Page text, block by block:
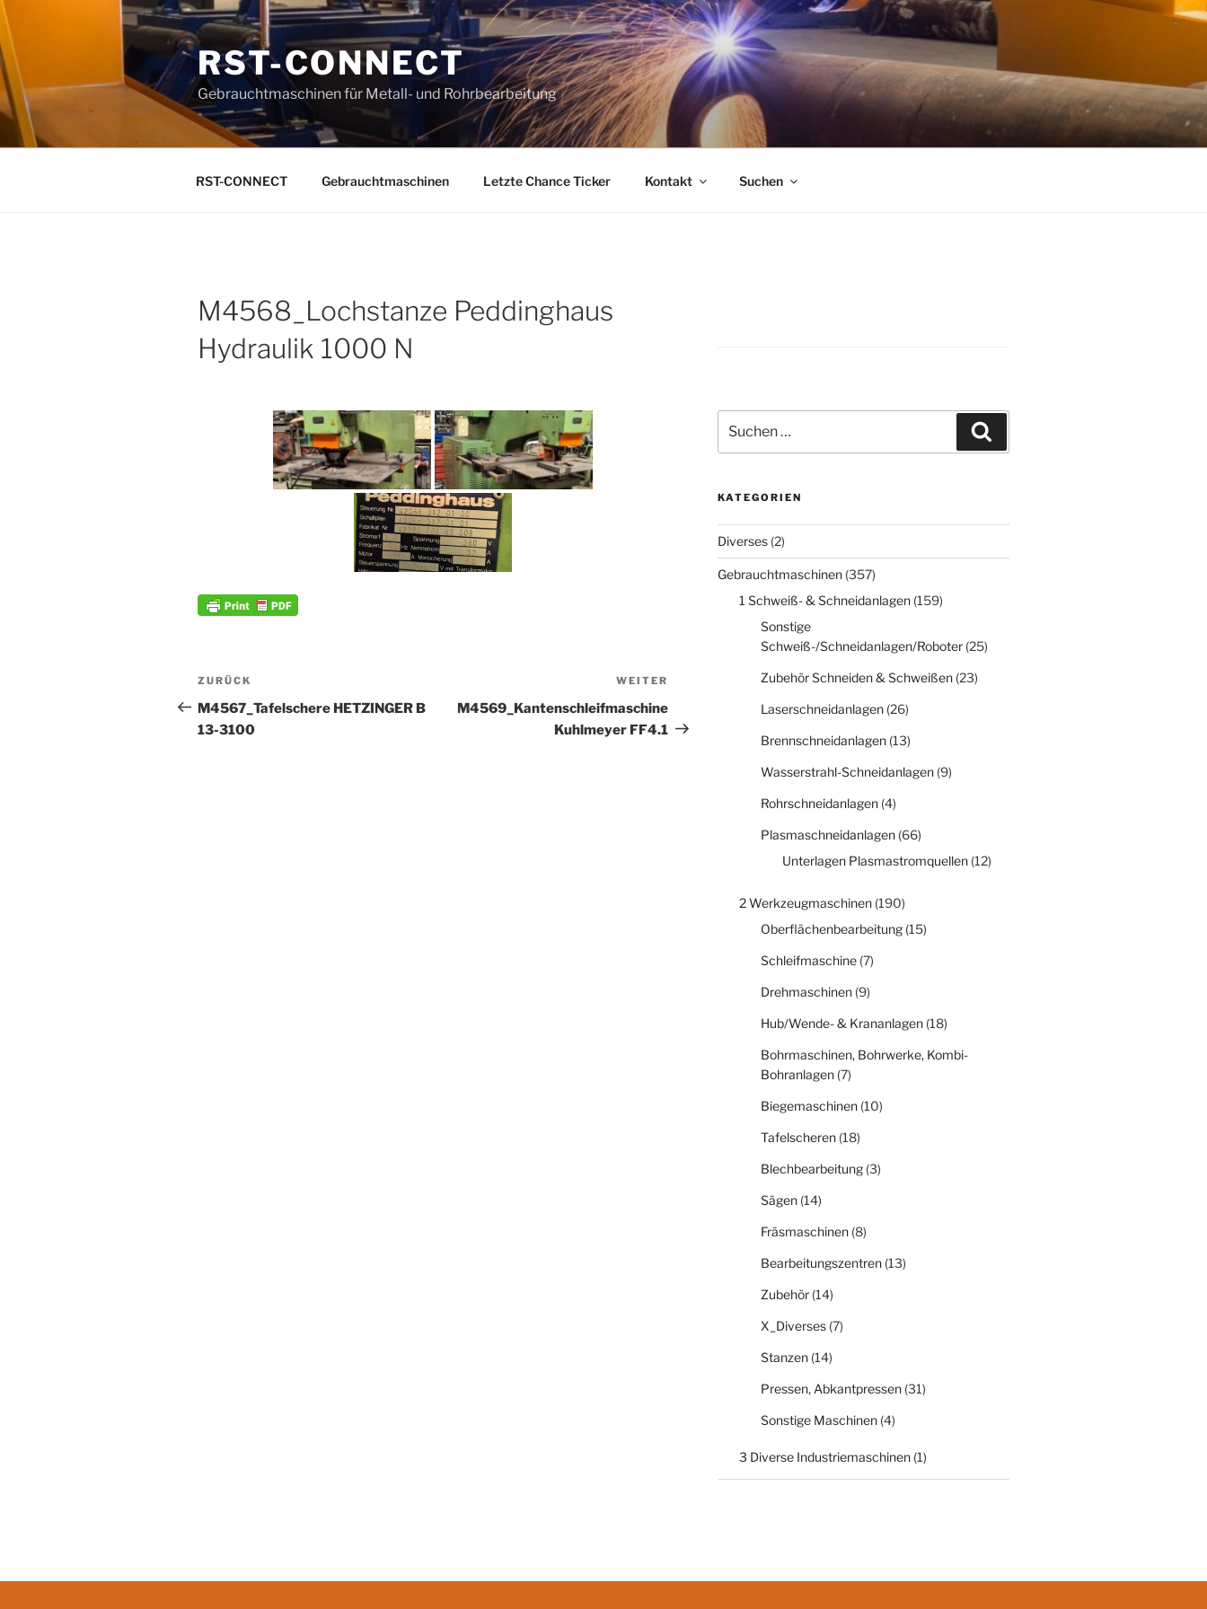
Zum
Inhalt
springen
RST-CONNECT
Gebrauchtmaschinen für Metall- und Rohrbearbeitung
RST-CONNECT Gebrauchtmaschinen Letzte Chance Ticker Kontakt Suchen
M4568_Lochstanze Peddinghaus
Hydraulik 1000 N
Beitrags-
Navigation
Vorheriger
Beitrag
ZURÜCK
M4567_Tafelschere HETZINGER B
13-3100
Beitrag
WEITER
M4569_Kantenschleifmaschine
Kuhlmeyer FF4.1
nach:
KATEGORIEN
Diverses(2)
Gebrauchtmaschinen(357)
1 Schweiß- & Schneidanlagen(159)
Sonstige
Schweiß-/Schneidanlagen/Roboter(25)
Zubehör Schneiden & Schweißen(23)
Laserschneidanlagen(26)
Brennschneidanlagen(13)
Wasserstrahl-Schneidanlagen(9)
Rohrschneidanlagen(4)
Plasmaschneidanlagen(66)
Unterlagen Plasmastromquellen(12)
2 Werkzeugmaschinen(190)
Oberflächenbearbeitung(15)
Schleifmaschine(7)
Drehmaschinen(9)
Hub/Wende- & Krananlagen(18)
Bohrmaschinen, Bohrwerke, Kombi-
Bohranlagen(7)
Biegemaschinen(10)
Tafelscheren(18)
Blechbearbeitung(3)
Sägen(14)
Fräsmaschinen(8)
Bearbeitungszentren(13)
Zubehör(14)
X_Diverses(7)
Stanzen(14)
Pressen, Abkantpressen(31)
Sonstige Maschinen(4)
3 Diverse Industriemaschinen(1)